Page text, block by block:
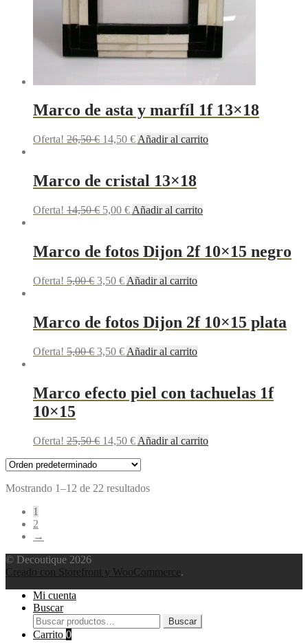
Marco de asta y marfíl 1f 13×18
Oferta! 26,50€ 14,50 € Añadir al carrito
Marco de cristal 13×18
Oferta! 14,50€ 5,00 € Añadir al carrito
Marco de fotos Dijon 2f 10×15 negro
Oferta! 5,00€ 3,50 € Añadir al carrito
Marco de fotos Dijon 2f 10×15 plata
Oferta! 5,00€ 3,50 € Añadir al carrito
Marco efecto piel con tachuelas 1f
10×15
Oferta! 25,50€ 14,50 € Añadir al carrito
Mostrando 1–12 de 22 resultados
1
2
→
© Decoutique 2026
Creado con Storefront y WooCommerce.
Mi cuenta
Buscar
Buscar
por:
Buscar
Carrito 0